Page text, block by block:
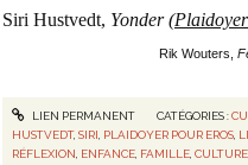
Siri Hustvedt, Yonder (
Rik Wouters,
LIEN PERMANENT CATÉGORIES :
HUSTVEDT,SIRI PLAIDOYER POUR EROS
RÉFLEXION ENFANCE FAMILLE ,CULTURE